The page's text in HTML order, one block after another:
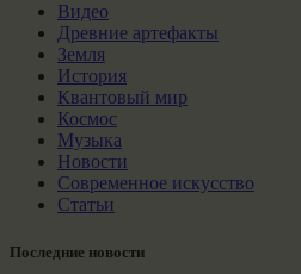
Видео
Древние артефакты
Земля
История
Квантовый мир
Космос
Музыка
Новости
Современное искусство
Статьи
Последние новости